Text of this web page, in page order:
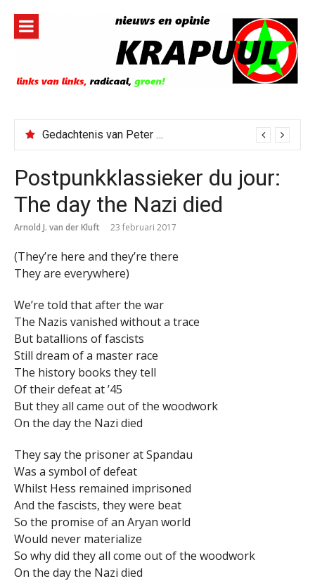
inhoud
Gedachtenis van Peter Faber
Postpunkklassieker du jour:
The day the Nazi died
Arnold J. van der Kluft 23 februari 2017
(They’re here and they’re there
They are everywhere)
We’re told that after the war
The Nazis vanished without a trace
But batallions of fascists
Still dream of a master race
The history books they tell
Of their defeat at ’45
But they all came out of the woodwork
On the day the Nazi died
They say the prisoner at Spandau
Was a symbol of defeat
Whilst Hess remained imprisoned
And the fascists, they were beat
So the promise of an Aryan world
Would never materialize
So why did they all come out of the woodwork
On the day the Nazi died